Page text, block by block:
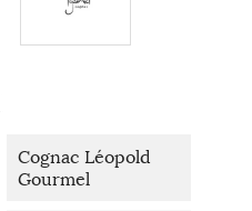
Cognac Léopold
Gourmel